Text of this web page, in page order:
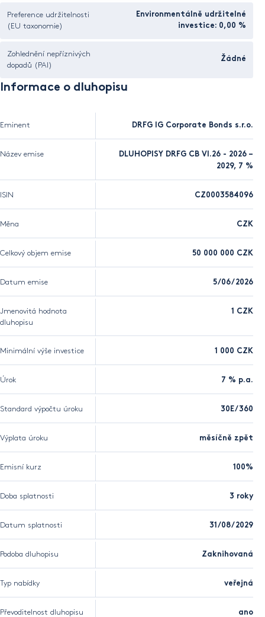
Preference udržitelnosti
(EU taxonomie)
Environmentálně udržitelné
investice: 0,00 %
Zohlednění nepříznivých
dopadů (PAI)
Žádné
Informace o dluhopisu
Eminent DRFG IG Corporate Bonds s.r.o.
Název emise
DLUHOPISY DRFG CB VI.26 - 2026 –
2029, 7 %
ISIN CZ0003584096
Měna CZK
Celkový objem emise 50 000 000 CZK
Datum emise 5/06/2026
Jmenovitá hodnota
dluhopisu
1 CZK
Minimální výše investice 1 000 CZK
Úrok 7 % p.a.
Standard výpočtu úroku 30E/360
Výplata úroku měsíčně zpět
Emisní kurz 100%
Doba splatnosti 3 roky
Datum splatnosti 31/08/2029
Podoba dluhopisu Zaknihovaná
Typ nabídky veřejná
Převoditelnost dluhopisu ano